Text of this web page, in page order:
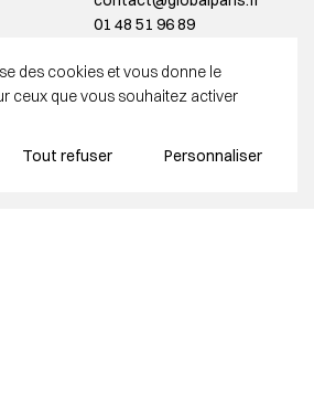
de
01 48 51 96 89
@globalsupply
des cookies et vous donne le
ceux que vous souhaitez activer
Tout refuser Personnaliser